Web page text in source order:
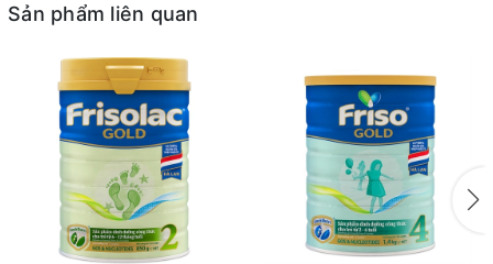
Sản phẩm liên quan